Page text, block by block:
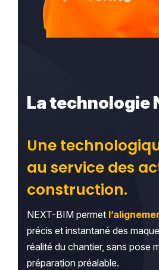
La technologie
Une
au service des
construction.
NEXT-BIM permet
précis et instantané des
réalité du chantier, sans pose
préparation préalable.